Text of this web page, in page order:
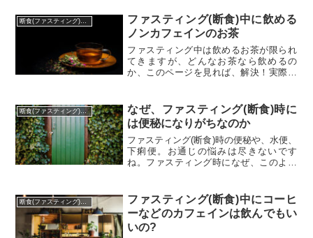
ファスティング(断食)中に飲める
ノンカフェインのお茶
ファスティング中は飲めるお茶が限られ
てきますが、どんなお茶なら飲めるの
か、このページを見れば、解決！実際に
断食(ファスティング)に関わるQ&A
なぜ、ファスティング(断食)時に
は便秘になりがちなのか
ファスティング(断食)時の便秘や、水便、
下痢便。お通じの悩みは尽きないです
ね。ファスティング時になぜ、このよう
ば、あなたの悩みも解決するかもしれま
せん。
ファスティング(断食)中にコーヒ
ーなどのカフェインは飲んでもい
いの?